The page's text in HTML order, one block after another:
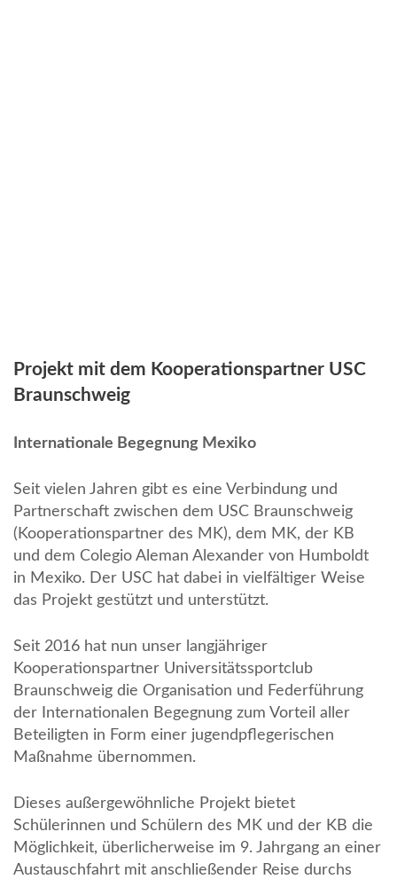
Projekt mit dem Kooperationspartner USC
Braunschweig
Internationale Begegnung Mexiko
Seit vielen Jahren gibt es eine Verbindung und
Partnerschaft zwischen dem USC Braunschweig
(Kooperationspartner des MK), dem MK, der KB
und dem Colegio Aleman Alexander von Humboldt
in Mexiko. Der USC hat dabei in vielfältiger Weise
das Projekt gestützt und unterstützt.
Seit 2016 hat nun unser langjähriger
Kooperationspartner Universitätssportclub
Braunschweig die Organisation und Federführung
der Internationalen Begegnung zum Vorteil aller
Beteiligten in Form einer jugendpflegerischen
Maßnahme übernommen.
Dieses außergewöhnliche Projekt bietet
Schülerinnen und Schülern des MK und der KB die
Möglichkeit, überlicherweise im 9. Jahrgang an einer
Austauschfahrt mit anschließender Reise durchs